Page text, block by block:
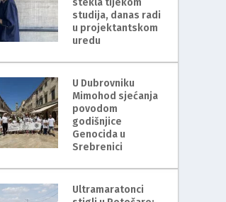
stekla tijekom
studija, danas radi
u projektantskom
uredu
U Dubrovniku
Mimohod sjećanja
povodom
godišnjice
Genocida u
Srebrenici
Ultramaratonci